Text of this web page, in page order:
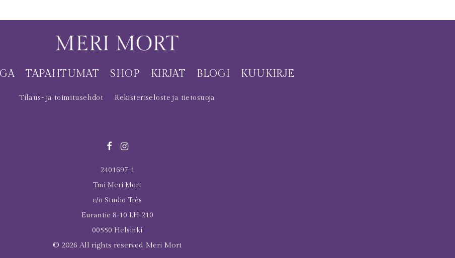
TAPAHTUMAT SHOP KIRJAT BLOGI KUUKIRJE
Tilaus- ja toimitusehdot Rekisteriseloste ja tietosuoja
2401697-1
Tmi Meri Mort
c/o Studio Très
Eurantie 8-10 LH 210
00550 Helsinki
© 2026 All rights reserved Meri Mort